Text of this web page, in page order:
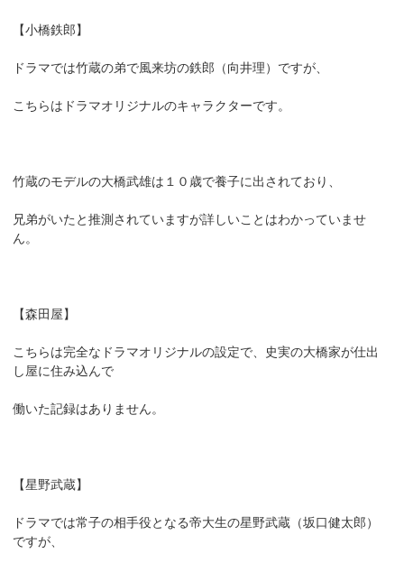
【小橋鉄郎】
ドラマでは竹蔵の弟で風来坊の鉄郎（向井理）ですが、
こちらはドラマオリジナルのキャラクターです。
竹蔵のモデルの大橋武雄は１０歳で養子に出されており、
兄弟がいたと推測されていますが詳しいことはわかっていませ
ん。
【森田屋】
こちらは完全なドラマオリジナルの設定で、史実の大橋家が仕出
し屋に住み込んで
働いた記録はありません。
【星野武蔵】
ドラマでは常子の相手役となる帝大生の星野武蔵（坂口健太郎）
ですが、